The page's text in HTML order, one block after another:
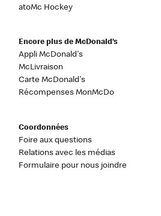
atoMc Hockey
Encore plus de McDonald’s
Appli McDonald's
McLivraison
Carte McDonald's
Récompenses MonMcDo
Coordonnées
Foire aux questions
Relations avec les médias
Formulaire pour nous joindre